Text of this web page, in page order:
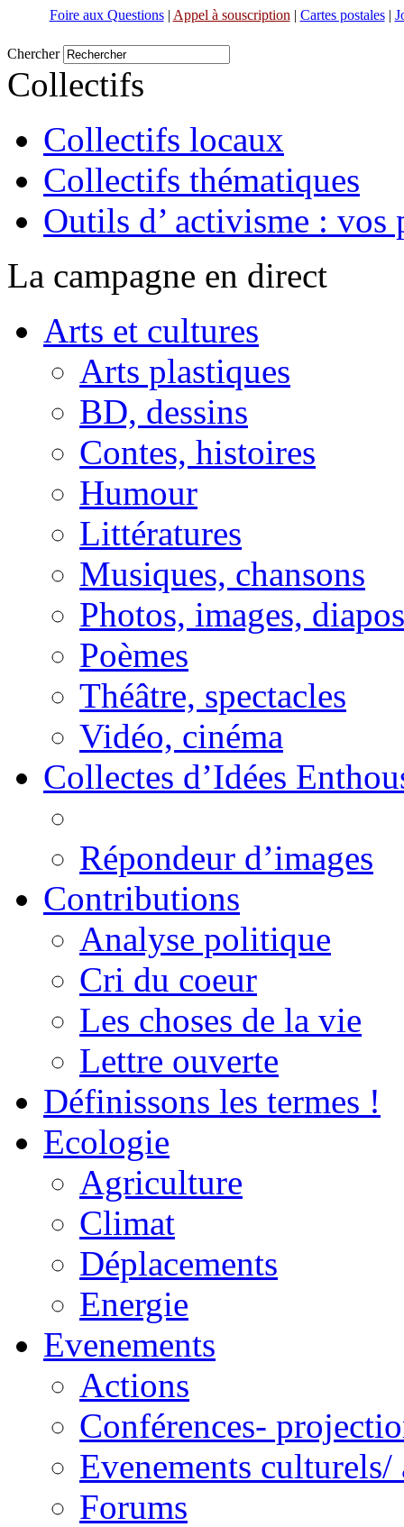
Foire aux Questions| Appel à souscription | Cartes postales|
Chercher
Collectifs
Collectifs locaux
Collectifs thématiques
Outils d’ activisme : vos
La campagne en direct
Arts et cultures
Arts plastiques
BD, dessins
Contes, histoires
Humour
Littératures
Musiques, chansons
Photos, images, diapos
Poèmes
Théâtre, spectacles
Vidéo, cinéma
Collectes d’Idées
Répondeur d’images
Contributions
Analyse politique
Cri du coeur
Les choses de la vie
Lettre ouverte
Définissons les termes !
Ecologie
Agriculture
Climat
Déplacements
Energie
Evenements
Actions
Conférences-
Evenements culturels/
Forums